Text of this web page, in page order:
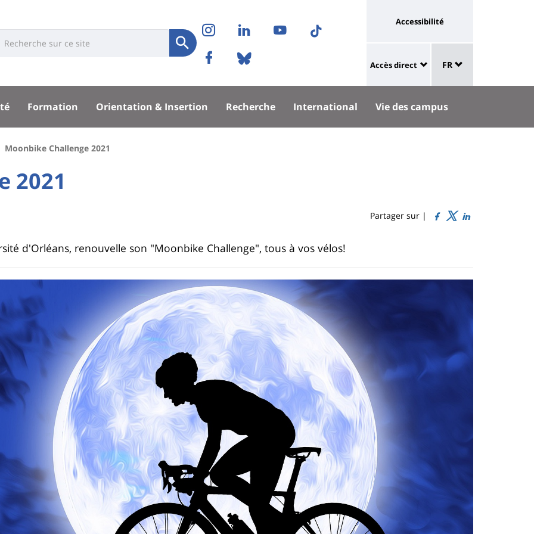
Soumettre
Réseaux
sociaux
Instagram
LinkedInYoutubeTikTok
FacebookBluesky
Université
lien
vers
page
accessibilité
Accessibilité
University
:
Shortcut
links
Accès direct de
langue
FR
Formation Orientation & Insertion Recherche International Vie des campus
Moonbike Challenge 2021
2021
Partager sur |
d'Orléans, renouvelle son "Moonbike Challenge", tous à vos vélos!